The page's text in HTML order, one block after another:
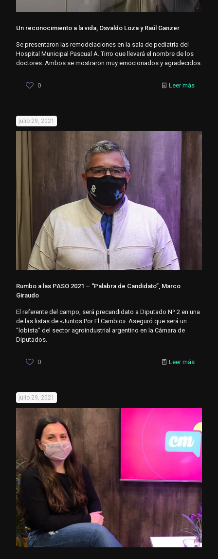
Un reconocimiento a la vida, Osvaldo Loza y Raúl Ganzer
Se presentaron las remodelaciones en la sala de pediatría del
Hospital Municipal Pascual A. Tirro que llevará el nombre de los
doctores. Ambos se mostraron muy emocionados y agradecidos.
0 Leer más
julio 29, 2021
Rumbo a las PASO 2021 – “Palabra de Candidato”, Marco
Giraudo
El referente del campo, será precandidato a Diputado Nº 2 en una
de las listas de «Juntos Por El Cambio». Aseguró que será un
“lobista” del sector agroindustrial argentino en la Cámara de
Diputados.
0 Leer más
julio 29, 2021